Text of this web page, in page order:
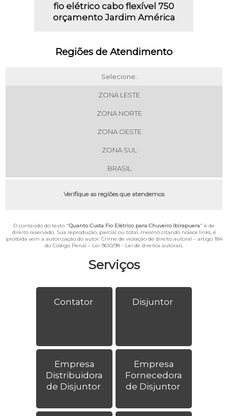
Serviços
Contator Disjuntor
Empresa
Distribuidora
de Disjuntor
Empresa
Fornecedora
de Disjuntor
fio elétrico cabo flexível 750
orçamento Jardim América
Regiões de Atendimento
Selecione:
ZONA LESTE
ZONA NORTE
ZONA OESTE
ZONA SUL
BRASIL
Verifique as regiões que atendemos
O conteúdo do texto "Quanto Custa Fio Elétrico para Chuveiro Ibirapuera" é de
direito reservado. Sua reprodução, parcial ou total, mesmo citando nossos links, é
proibida sem a autorização do autor. Crime de violação de direito autoral – artigo 184
do Código Penal – Lei 9610/98 - Lei de direitos autorais.